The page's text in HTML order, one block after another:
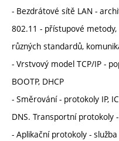
- Bezdrátové sítě LAN -
802.11 - přístupové
různých standardů,
- Vrstvový model TCP/IP -
BOOTP, DHCP
- Směrování - protokoly IP,
DNS. Transportní protokoly -
- Aplikační protokoly -